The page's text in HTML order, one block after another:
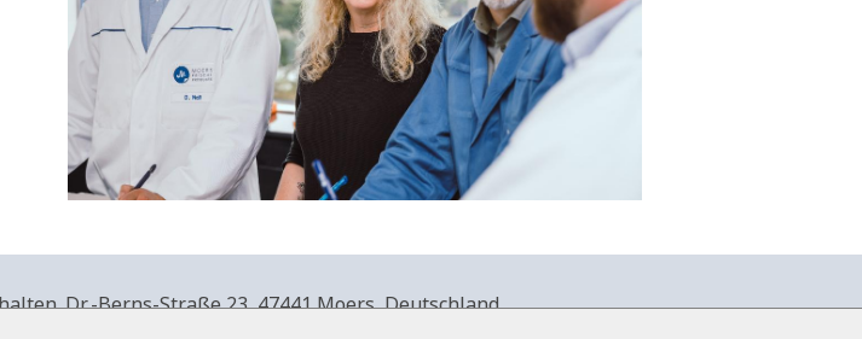
Dr.-Berns-Straße 23,47441 Moers, Deutschland.